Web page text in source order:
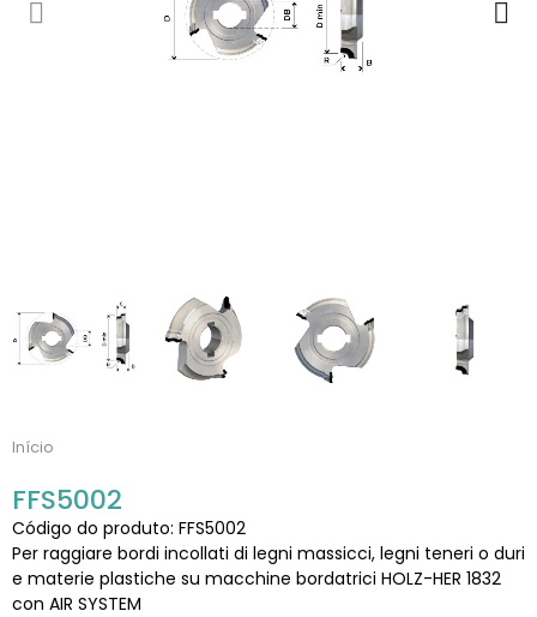
Início
FFS5002
Código do produto: FFS5002
Per raggiare bordi incollati di legni massicci, legni teneri o duri
e materie plastiche su macchine bordatrici HOLZ-HER 1832
con AIR SYSTEM